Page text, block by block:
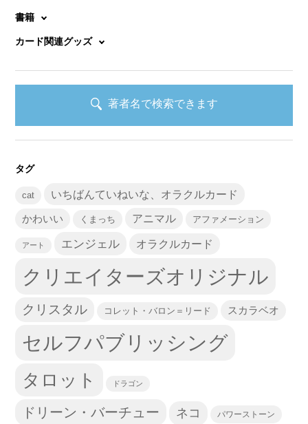
書籍
カード関連グッズ
著者名で検索できます
タグ
cat いちばんていねいな、オラクルカード
かわいい くまっち アニマル アファメーション
アート エンジェル オラクルカード
クリエイターズオリジナル
クリスタル コレット・バロン＝リード スカラベオ
セルフパブリッシング
タロット ドラゴン
ドリーン・バーチュー ネコ パワーストーン